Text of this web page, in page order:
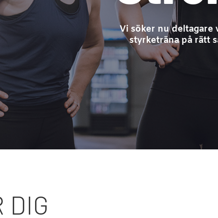
Vi söker nu deltagare
styrketräna på rätt
DIG